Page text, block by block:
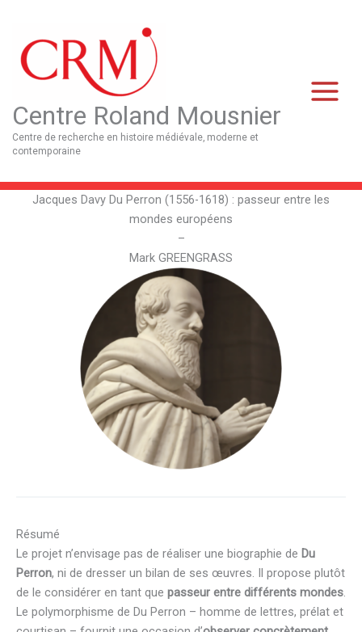
contenu
Centre Roland Mousnier
Centre de recherche en histoire médiévale, moderne et
contemporaine
Jacques Davy Du Perron (1556-1618) : passeur entre les
mondes européens
–
Mark GREENGRASS
Résumé
Le projet n’envisage pas de réaliser une biographie de Du
Perron, ni de dresser un bilan de ses œuvres. Il propose plutôt
de le considérer en tant que passeur entre différents mondes.
Le polymorphisme de Du Perron – homme de lettres, prélat et